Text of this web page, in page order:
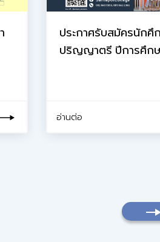
ประกาศรับสมัครนักศึ
ปริญญาตรี ปีการศึก
อ่านต่อ